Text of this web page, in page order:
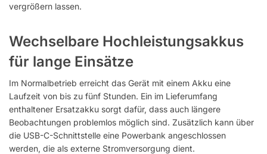
vergrößern lassen.
Wechselbare Hochleistungsakkus
für lange Einsätze
Im Normalbetrieb erreicht das Gerät mit einem Akku eine
Laufzeit von bis zu fünf Stunden. Ein im Lieferumfang
enthaltener Ersatzakku sorgt dafür, dass auch längere
Beobachtungen problemlos möglich sind. Zusätzlich kann über
die USB-C-Schnittstelle eine Powerbank angeschlossen
werden, die als externe Stromversorgung dient.